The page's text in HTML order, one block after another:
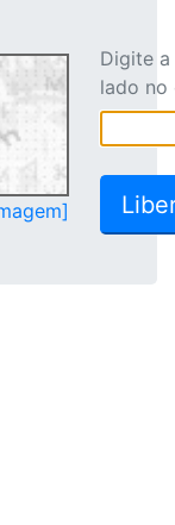
Digite
lado no